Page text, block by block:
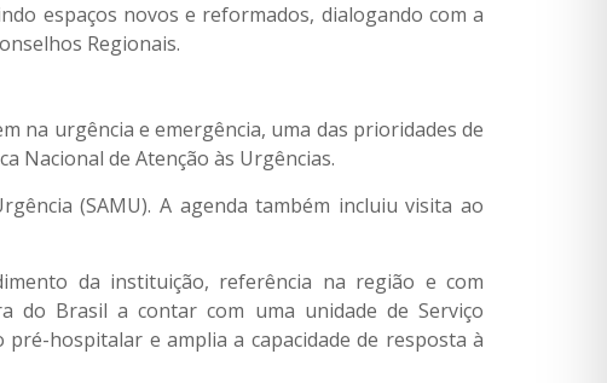
espaços novos e reformados, dialogando com a
Regionais.
na urgência e emergência, uma das prioridades de
Nacional de Atenção às Urgências.
(SAMU). A agenda também incluiu visita ao
da instituição, referência na região e com
do Brasil a contar com uma unidade de Serviço
hospitalar e amplia a capacidade de resposta à